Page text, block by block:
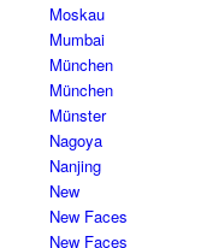
Moskau
Mumbai
München
München
Münster
Nagoya
Nanjing
New
New Faces
New Faces